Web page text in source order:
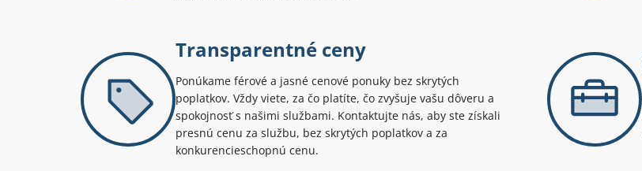
Transparentné ceny
Ponúkame férové a jasné cenové ponuky bez skrytých
poplatkov. Vždy viete, za čo platíte, čo zvyšuje vašu dôveru a
spokojnosť s našimi službami. Kontaktujte nás, aby ste získali
presnú cenu za službu, bez skrytých poplatkov a za
konkurencieschopnú cenu.